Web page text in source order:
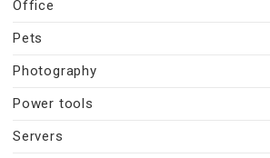
Office
Pets
Photography
Power tools
Servers